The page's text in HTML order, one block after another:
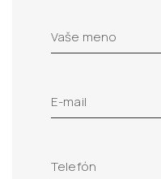
Vaše meno
E-mail
Telefón